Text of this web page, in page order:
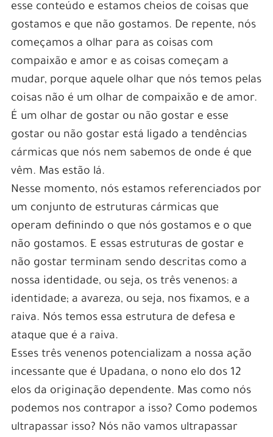
esse conteúdo e estamos cheios de coisas que
gostamos e que não gostamos. De repente, nós
começamos a olhar para as coisas com
compaixão e amor e as coisas começam a
mudar, porque aquele olhar que nós temos pelas
coisas não é um olhar de compaixão e de amor.
É um olhar de gostar ou não gostar e esse
gostar ou não gostar está ligado a tendências
cármicas que nós nem sabemos de onde é que
vêm. Mas estão lá.
Nesse momento, nós estamos referenciados por
um conjunto de estruturas cármicas que
operam definindo o que nós gostamos e o que
não gostamos. E essas estruturas de gostar e
não gostar terminam sendo descritas como a
nossa identidade, ou seja, os três venenos: a
identidade; a avareza, ou seja, nos fixamos, e a
raiva. Nós temos essa estrutura de defesa e
ataque que é a raiva.
Esses três venenos potencializam a nossa ação
incessante que é Upadana, o nono elo dos 12
elos da originação dependente. Mas como nós
podemos nos contrapor a isso? Como podemos
ultrapassar isso? Nós não vamos ultrapassar